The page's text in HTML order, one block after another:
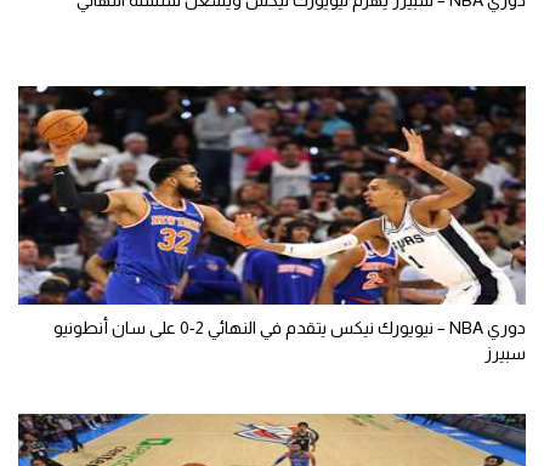
دوري NBA – نيويورك نيكس يتقدم في النهائي 2-0 على سان أنطونيو
سبيرز